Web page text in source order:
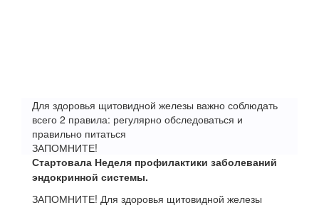
Для здоровья щитовидной железы важно соблюдать
всего 2 правила: регулярно обследоваться и
правильно питаться
ЗАПОМНИТЕ!
Стартовала Неделя профилактики заболеваний
эндокринной системы.
ЗАПОМНИТЕ! Для здоровья щитовидной железы